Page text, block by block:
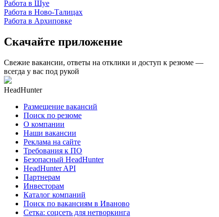
Работа в Шуе
Работа в Ново-Талицах
Работа в Архиповке
Скачайте приложение
Свежие вакансии, ответы на отклики и доступ к резюме —
всегда у вас под рукой
HeadHunter
Размещение вакансий
Поиск по резюме
О компании
Наши вакансии
Реклама на сайте
Требования к ПО
Безопасный HeadHunter
HeadHunter API
Партнерам
Инвесторам
Каталог компаний
Поиск по вакансиям в Иваново
Сетка: соцсеть для нетворкинга